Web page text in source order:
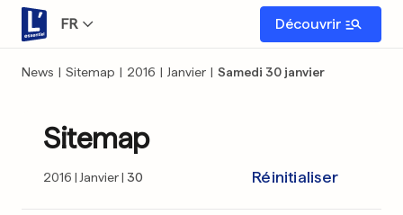
FR Découvrir
News | Sitemap | 2016 | Janvier | Samedi 30 janvier
Sitemap
2016 Janvier 30 Réinitialiser